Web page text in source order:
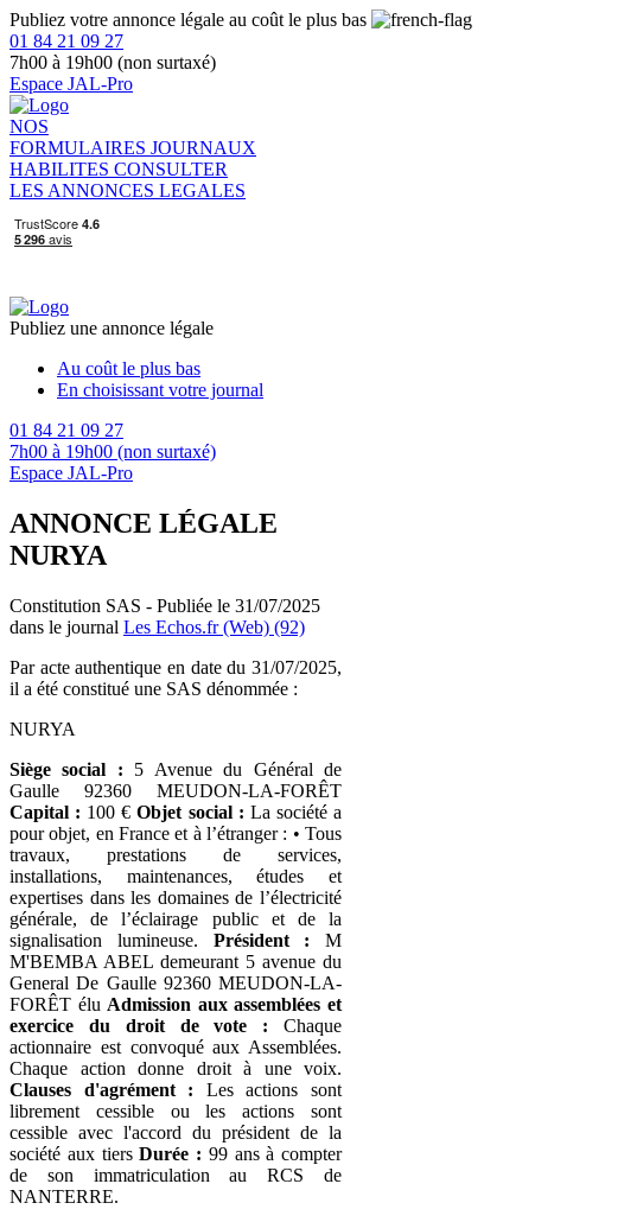
Publiez votre annonce légale au coût le plus bas
01 84 21 09 27
7h00 à 19h00 (non surtaxé)
Espace JAL-Pro
NOS
FORMULAIRES JOURNAUX
HABILITES CONSULTER
LES ANNONCES LEGALES
Publiez une annonce légale
Au coût le plus bas
En choisissant votre journal
01 84 21 09 27
7h00 à 19h00 (non surtaxé)
Espace JAL-Pro
ANNONCE LÉGALE
NURYA
Constitution SAS - Publiée le 31/07/2025
dans le journal Les Echos.fr (Web) (92)
Par acte authentique en date du 31/07/2025,
il a été constitué une SAS dénommée :
NURYA
Siège social : 5 Avenue du Général de
Gaulle 92360 MEUDON-LA-FORÊT
Capital : 100 €Objet social : La société a
pour objet, en France et à l’étranger : • Tous
travaux, prestations de services,
installations, maintenances, études et
expertises dans les domaines de l’électricité
générale, de l’éclairage public et de la
signalisation lumineuse. Président : M
M'BEMBA ABEL demeurant 5 avenue du
General De Gaulle 92360 MEUDON-LA-
FORÊT élu Admission aux assemblées et
exercice du droit de vote : Chaque
actionnaire est convoqué aux Assemblées.
Chaque action donne droit à une voix.
Clauses d'agrément : Les actions sont
librement cessible ou les actions sont
cessible avec l'accord du président de la
société aux tiersDurée : 99 ans à compter
de son immatriculation au RCS de
NANTERRE.